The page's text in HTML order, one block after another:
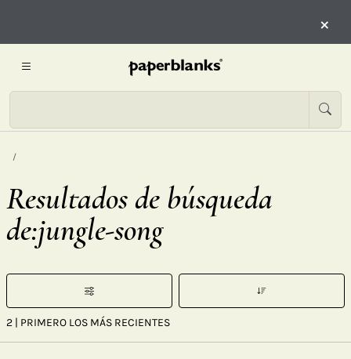
×
Resultados de búsqueda
de:jungle-song
2 | PRIMERO LOS MÁS RECIENTES